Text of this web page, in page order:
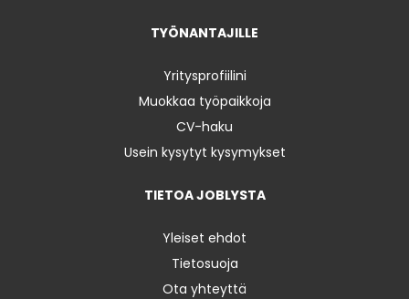
TYÖNANTAJILLE
Yritysprofiilini
Muokkaa työpaikkoja
CV-haku
Usein kysytyt kysymykset
TIETOA JOBLYSTA
Yleiset ehdot
Tietosuoja
Ota yhteyttä